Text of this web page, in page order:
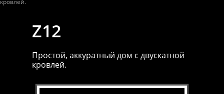
Z12
Простой, аккуратный дом с двускатной
кровлей.